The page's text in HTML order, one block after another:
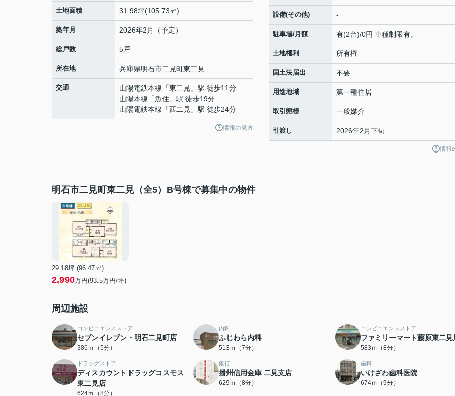
土地面積 31.98坪(105.73㎡)
築年月 2026年2月（予定）
総戸数 5戸
所在地 兵庫県明石市二見町東二見
交通 山陽電鉄本線 「東二見 」駅 徒歩11分
山陽本線 「魚住 」駅 徒歩19分
山陽電鉄本線 「西二見 」駅 徒歩24分
情報の見方
設備(その他) -
駐車場/月額 有(2台)/0円 車種制限有。
土地権利 所有権
国土法届出 不要
用途地域 第一種住居
取引態様 一般媒介
引渡し 2026年2月下旬
情報
明石市二見町東二見（全5）B号棟で募集中の物件
29.18坪 (96.47㎡)
2,990万円(93.5万円/坪)
周辺施設
コンビニエンスストア
セブンイレブン・明石二見町店
386ｍ（5分）
内科
ふじわら内科
513ｍ（7分）
コンビニエンスストア
ファミリーマート藤原東二見
583ｍ（8分）
ドラッグストア
ディスカウントドラッグコスモス
東二見店
624ｍ（8分）
銀行
播州信用金庫 二見支店
629ｍ（8分）
歯科
いけざわ歯科医院
674ｍ（9分）